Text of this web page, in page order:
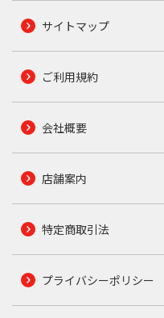
サイトマップ
ご利用規約
会社概要
店舗案内
特定商取引法
プライバシーポリシー